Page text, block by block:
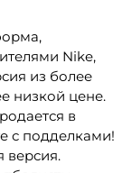
Nike,
из более
низкой цене.
в
с подделками!
версия.